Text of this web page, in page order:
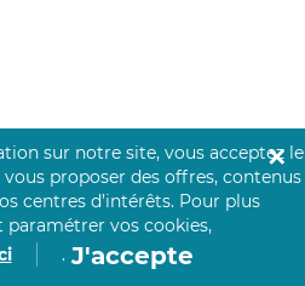
de carte bancaire est cryptée
dûment agréée auprès de la
sur notre site, vous acceptez le
proposer des offres, contenus
centres d’intérêts. Pour plus
paramétrer vos cookies,
. J'accepte
✕